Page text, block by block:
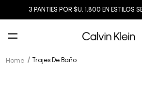
3 PANTIES POR $U. 1,800 EN ESTILOS
Trajes De Baño